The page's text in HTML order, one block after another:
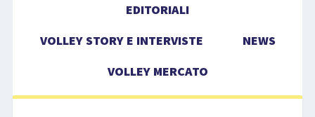
VOLLEY MERCATO
COMPETIZIONI
EDITORIALI
VOLLEY STORY E INTERVISTE
NEWS
VOLLEY MERCATO